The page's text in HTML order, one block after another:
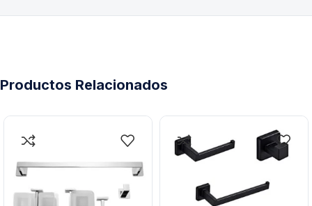
Productos Relacionados